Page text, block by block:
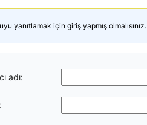
yanıtlamak için giriş yapmış olmalısınız.
adı: